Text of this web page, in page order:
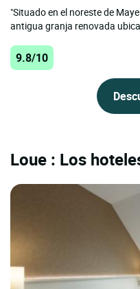
"Situado en el noreste de
antigua granja renovada
9.8/10
Loue : Los